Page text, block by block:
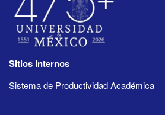
Sitios internos
Sistema de Productividad Académica